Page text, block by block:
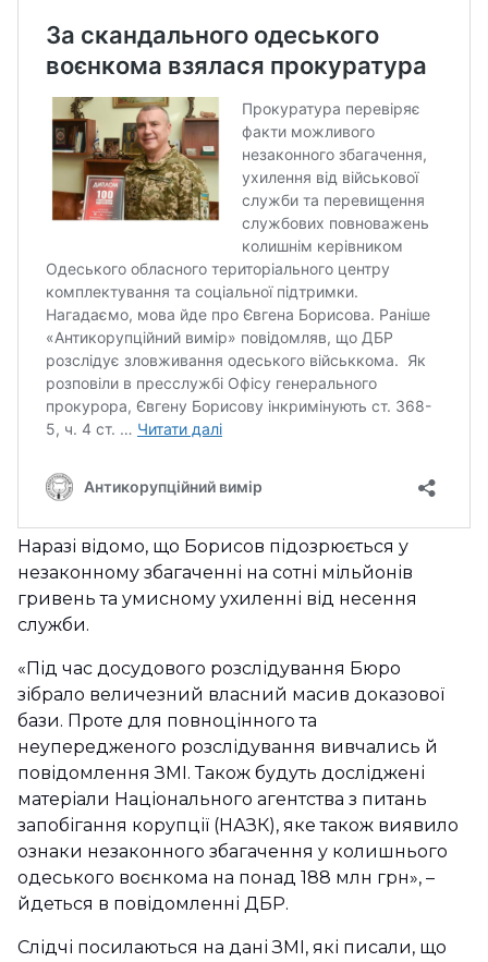
Наразі відомо, що Борисов підозрюється у
незаконному збагаченні на сотні мільйонів
гривень та умисному ухиленні від несення
служби.
«Під час досудового розслідування Бюро
зібрало величезний власний масив доказової
бази. Проте для повноцінного та
неупередженого розслідування вивчались й
повідомлення ЗМІ. Також будуть досліджені
матеріали Національного агентства з питань
запобігання корупції (НАЗК), яке також виявило
ознаки незаконного збагачення у колишнього
одеського воєнкома на понад 188 млн грн», –
йдеться в повідомленні ДБР.
Слідчі посилаються на дані ЗМІ, які писали, що